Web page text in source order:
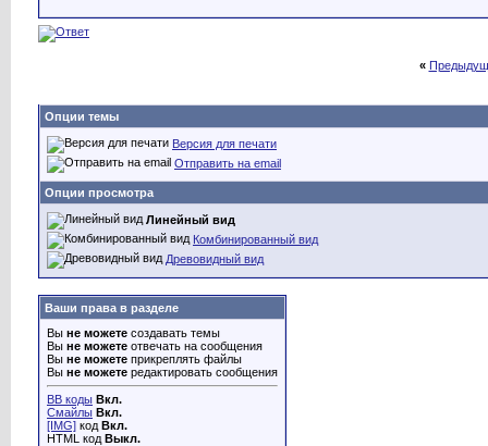
«
Опции темы
Версия для печати
Отправить на email
Опции просмотра
Линейный вид
Комбинированный вид
Древовидный вид
Ваши права в разделе
Вы не можете создавать темы
Вы не можете отвечать на сообщения
Вы не можете прикреплять файлы
Вы не можете редактировать сообщения
BB коды Вкл.
Смайлы Вкл.
[IMG] код Вкл.
HTML код Выкл.